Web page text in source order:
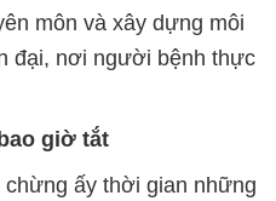
môn và xây dựng môi
đại, nơi người bệnh thực
giờ tắt
ấy thời gian những